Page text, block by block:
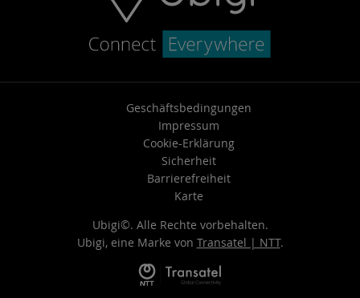
Geschäftsbedingungen
Impressum
Cookie-Erklärung
Sicherheit
Barrierefreiheit
Karte
Ubigi©. Alle Rechte vorbehalten.
Ubigi, eine Marke von Transatel | NTT.